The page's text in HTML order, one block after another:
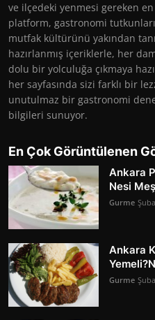
ve ilçedeki yenmesi gereken
platform, gastronomi
mutfak kültürünü yakından
hazırlanmış içeriklerle, her
dolu bir yolculuğa çıkmaya
her sayfasında sizi farklı bir
unutulmaz bir gastronomi
bilgileri sunuyor.
En Çok Görüntülenen
Ankara
Nesi
Gurme
Ankara
Gurme